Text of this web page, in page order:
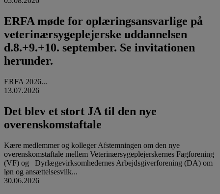
ERFA møde for oplæringsansvarlige på
veterinærsygeplejerske uddannelsen
d.8.+9.+10. september. Se invitationen
herunder.
ERFA 2026...
13.07.2026
Det blev et stort JA til den nye
overenskomstaftale
Kære medlemmer og kolleger Afstemningen om den nye
overenskomstaftale mellem Veterinærsygeplejerskernes Fagforening
(VF) og Dyrlægevirksomhedernes Arbejdsgiverforening (DA) om
løn og ansættelsesvilk...
30.06.2026